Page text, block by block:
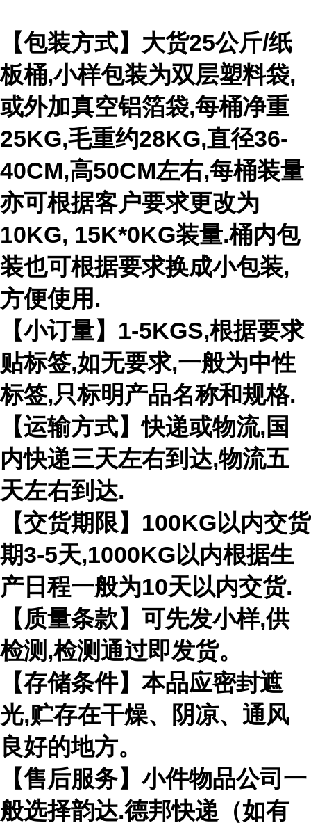
【包装方式】大货25公斤/纸
板桶,小样包装为双层塑料袋,
或外加真空铝箔袋,每桶净重
25KG,毛重约28KG,直径36-
40CM,高50CM左右,每桶装量
亦可根据客户要求更改为
10KG, 15K*0KG装量.桶内包
装也可根据要求换成小包装,
方便使用.
【小订量】1-5KGS,根据要求
贴标签,如无要求,一般为中性
标签,只标明产品名称和规格.
【运输方式】快递或物流,国
内快递三天左右到达,物流五
天左右到达.
【交货期限】100KG以内交货
期3-5天,1000KG以内根据生
产日程一般为10天以内交货.
【质量条款】可先发小样,供
检测,检测通过即发货。
【存储条件】本品应密封遮
光,贮存在干燥、阴凉、通风
良好的地方。
【售后服务】小件物品公司一
般选择韵达.德邦快递（如有